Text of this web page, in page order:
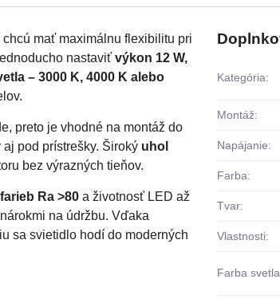
mať maximálnu flexibilitu pri
nastaviťvýkon 12 W,
– 3000 K, 4000 K alebo
preto je vhodné na montáž do
pod prístrešky. Široký uhol
bez výrazných tieňov.
Ra >80 a životnosť LED až
na údržbu. Vďaka
sa svietidlo hodí do moderných
Kategória:
Montáž:
Napájanie:
Farba:
Tvar:
Vlastnosti:
Farba